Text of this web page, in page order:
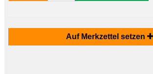
Auf Merkzettel setzen